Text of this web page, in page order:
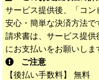
サービス提供後、「コ
安心・簡単な決済方法で
請求書は、サービス提
にお支払いをお願いしま
ご注意
【後払い手数料】 無料